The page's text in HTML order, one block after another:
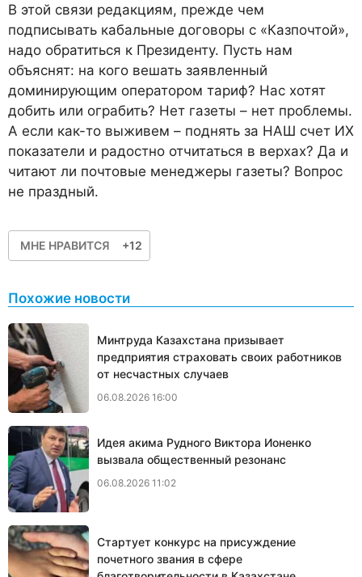
В этой связи редакциям, прежде чем
подписывать кабальные договоры с «Казпочтой»,
надо обратиться к Президенту. Пусть нам
объяснят: на кого вешать заявленный
доминирующим оператором тариф? Нас хотят
добить или ограбить? Нет газеты – нет проблемы.
А если как-то выживем – поднять за НАШ счет ИХ
показатели и радостно отчитаться в верхах? Да и
читают ли почтовые менеджеры газеты? Вопрос
не праздный.
МНЕ НРАВИТСЯ +12
Похожие новости
Минтруда Казахстана призывает
предприятия страховать своих работников
от несчастных случаев
06.08.2026 16:00
Идея акима Рудного Виктора Ионенко
вызвала общественный резонанс
06.08.2026 11:02
Стартует конкурс на присуждение
почетного звания в сфере